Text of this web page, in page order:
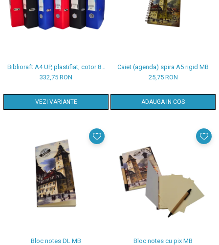
Biblioraft A4 UP, plastifiat, cotor 80
mm, 25/set
332,75 RON
VEZI VARIANTE
Caiet (agenda) spira A5 rigid MB
25,75 RON
ADAUGA IN COS
Bloc notes DL MB
Bloc notes cu pix MB